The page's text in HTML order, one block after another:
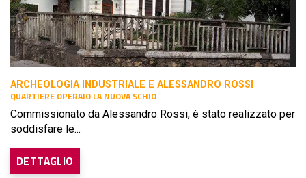
ARCHEOLOGIA INDUSTRIALE E ALESSANDRO ROSSI
QUARTIERE OPERAIO LA NUOVA SCHIO
Commissionato da Alessandro Rossi, è stato realizzato per
soddisfare le...
DETTAGLIO